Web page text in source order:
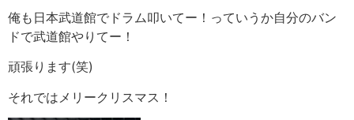
俺も日本武道館でドラム叩いてー！っていうか自分のバン
ドで武道館やりてー！
頑張ります(笑)
それではメリークリスマス！